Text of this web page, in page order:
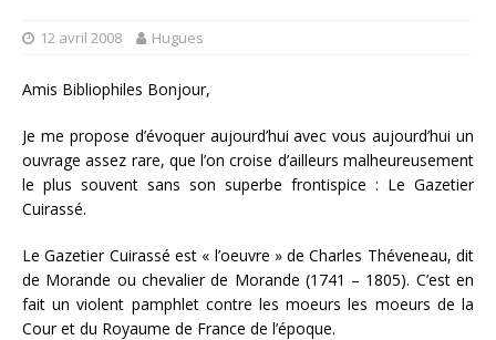
12 avril 2008 Hugues
Amis Bibliophiles Bonjour,
Je me propose d’évoquer aujourd’hui avec vous aujourd’hui un
ouvrage assez rare, que l’on croise d’ailleurs malheureusement
le plus souvent sans son superbe frontispice : Le Gazetier
Cuirassé.
Le Gazetier Cuirassé est « l’oeuvre » de Charles Théveneau, dit
de Morande ou chevalier de Morande (1741 – 1805). C’est en
fait un violent pamphlet contre les moeurs les moeurs de la
Cour et du Royaume de France de l’époque.